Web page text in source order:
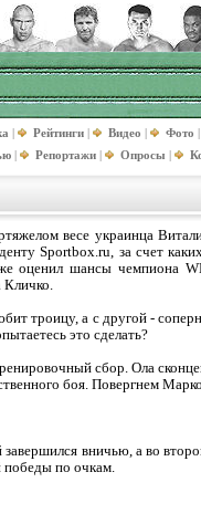
| Рейтинги | Видео | Фото |
| Репортажи | Опросы |
весе украинца
Sportbox.ru, за счет
шансы чемпиона
Кличко.
троицу, а с другой -
это сделать?
сбор. Ола
боя. Повергнем
вничью, а во
победы по очкам.